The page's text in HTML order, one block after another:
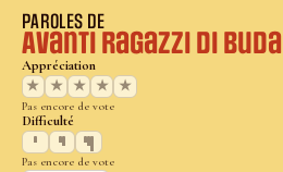
PAROLES DE
Avanti ragazzi di Buda
Appréciation
★
★ ★ ★ ★
Pas encore de vote
Difficulté
Pas encore de vote